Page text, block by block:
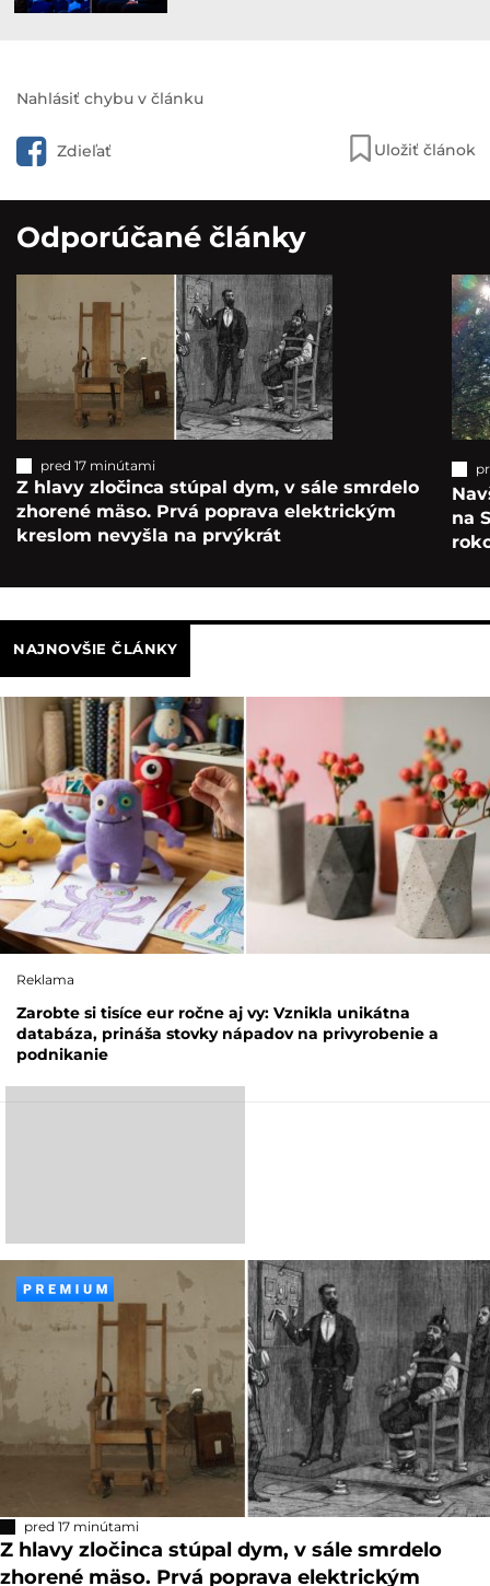
Nahlásiť chybu v článku
Zdieľať Uložiť článok
Odporúčané články
pred 17 minútami
Z hlavy zločinca stúpal dym, v sále smrdelo
zhorené mäso. Prvá poprava elektrickým
kreslom nevyšla na prvýkrát
na
NAJNOVŠIE ČLÁNKY
Reklama
Zarobte si tisíce eur ročne aj vy: Vznikla unikátna
databáza, prináša stovky nápadov na privyrobenie a
podnikanie
pred 17 minútami
Z hlavy zločinca stúpal dym, v sále smrdelo
zhorené mäso. Prvá poprava elektrickým